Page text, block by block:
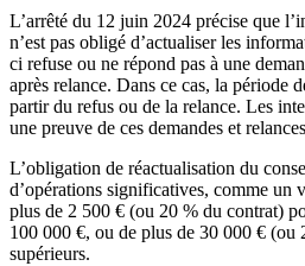
L’arrêté du 12 juin 2024 précise que
n’est pas obligé d’actualiser les
ci refuse ou ne répond pas à une
après relance. Dans ce cas, la période
partir du refus ou de la relance. Les
une preuve de ces demandes et
L’obligation de réactualisation du
d’opérations significatives, comme un
plus de 2 500 € (ou 20 % du contrat)
100 000 €, ou de plus de 30 000 € (ou
supérieurs.